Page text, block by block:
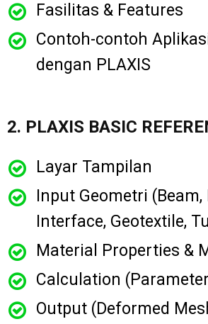
Fasilitas & Features
Contoh-contoh
dengan PLAXIS
2. PLAXIS BASIC
Layar Tampilan
Input Geometri (Beam,
Interface, Geotextile,
Material Properties &
Calculation
Output (Deformed